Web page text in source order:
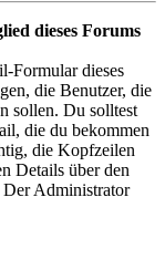
dieses Forums
Formular dieses
die Benutzer, die
sollen. Du solltest
die du bekommen
die Kopfzeilen
Details über den
Administrator